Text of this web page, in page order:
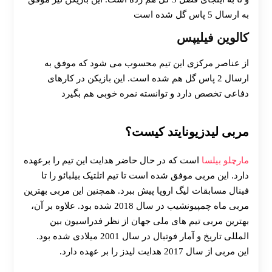
به ارسال 5 پاس گل شده است
کالوین فیلیپس
از عناصر مرکزی این تیم محسوب می شود که موفق به
ارسال 2 پاس گل هم شده است. این بازیکن در کارهای
دفاعی تخصص دارد و توانسته نمره خوبی هم بگیرد
مربی لیدزیونایتد کیست؟
مارچلو بیلسا است که در حال حاضر هدایت این تیم را برعهده
دارد. این مربی موفق شده است تا تیم اتلتیک بیلبائو را تا
فینال مسابقات لیگ اروپا پیش ببرد. همچنین این مربی بهترین
مربی ماه چمپیونشیب در سال 2018 شده بود. علاوه بر آن،
بهترین مربی تیم های ملی جهان از نظر فدراسیون بین
المللی تاریخ و آمار فوتبال در سال 2001 میلادی شده بود.
این مربی از سال 2017 هدایت لیدز را بر عهده دارد.